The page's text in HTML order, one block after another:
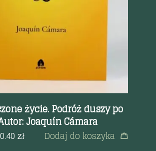
życie. Podróż duszy po
Joaquín Cámara
zł Dodaj do koszyka